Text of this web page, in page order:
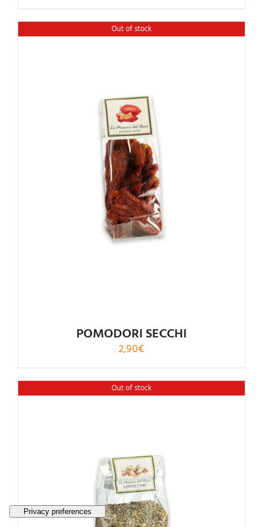
Out of stock
Rated5.00
out of 5
POMODORI SECCHI
2,90€
Out of stock